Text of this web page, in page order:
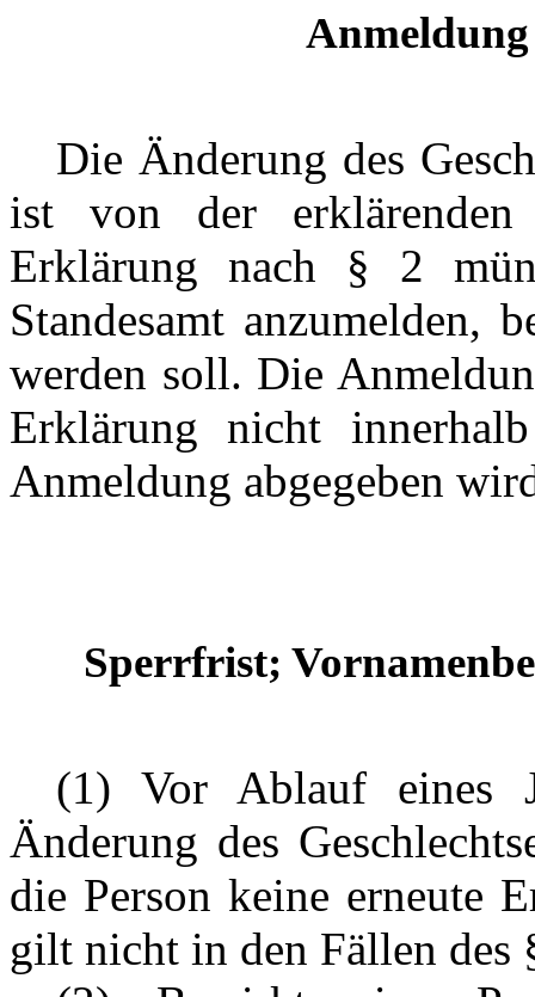
Die Änderung des
ist von der
Erklärung nach § 2
Standesamt anzumelden,
werden soll. Die
Erklärung nicht
Anmeldung abgegeben
Sperrfrist;
(1) Vor Ablauf eines
Änderung des
die Person keine erneute
gilt nicht in den Fällen des